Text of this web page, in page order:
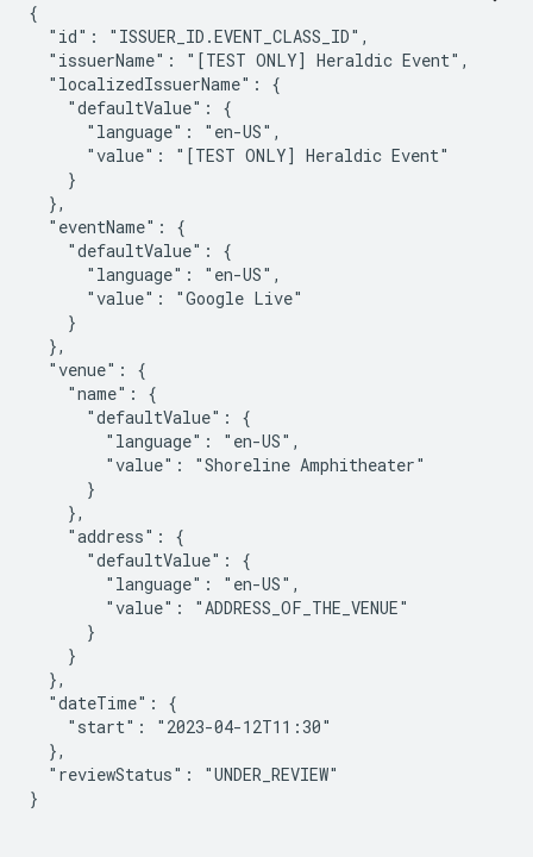
{
  "id": "ISSUER_ID.EVENT_CLASS_ID",
  "issuerName": "[TEST ONLY] Heraldic Event",
  "localizedIssuerName": {
    "defaultValue": {
      "language": "en-US",
      "value": "[TEST ONLY] Heraldic Event"
    }
  },
  "eventName": {
    "defaultValue": {
      "language": "en-US",
      "value": "Google Live"
    }
  },
  "venue": {
    "name": {
      "defaultValue": {
        "language": "en-US",
        "value": "Shoreline Amphitheater"
      }
    },
    "address": {
      "defaultValue": {
        "language": "en-US",
        "value": "ADDRESS_OF_THE_VENUE"
      }
    }
  },
  "dateTime": {
    "start": "2023-04-12T11:30"
  },
  "reviewStatus": "UNDER_REVIEW"
}